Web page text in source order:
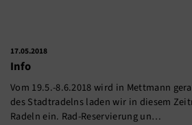
17.05.2018
Info
Vom 19.5.-8.6.2018 wird in Mettmann
des Stadtradelns laden wir in diesem
Radeln ein. Rad-Reservierung un…